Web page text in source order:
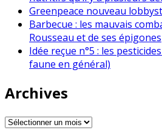
Greenpeace nouveau
Barbecue : les mauvais
Rousseau et de ses épigones
Idée reçue n°5 : les
faune en général)
Archives
Archives